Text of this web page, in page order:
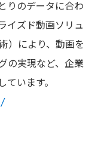
りのデータに合わ
イズド動画ソリュ
）により、動画を
の実現など、企業
います。